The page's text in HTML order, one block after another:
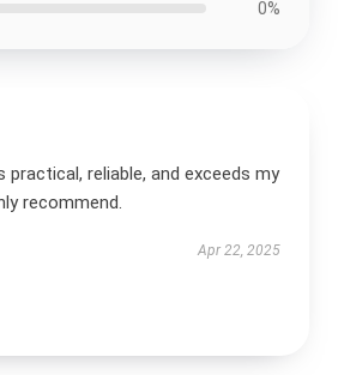
0%
practical, reliable, and exceeds my
recommend.
Apr 22, 2025